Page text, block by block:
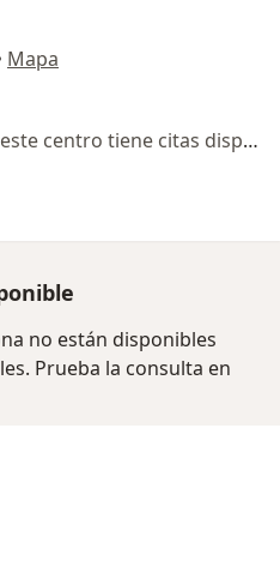
Mapa
Ningún profesional de este centro tiene citas disponibles
no están disponibles
Prueba la consulta en